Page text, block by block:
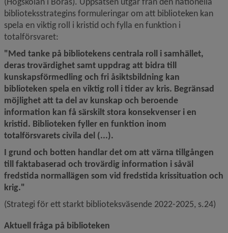
biblioteksstrategins formuleringar om att biblioteken kan
spela en viktig roll i kristid och fylla en funktion i
totalförsvaret:
"Med tanke på bibliotekens centrala roll i samhället,
deras trovärdighet samt uppdrag att bidra till
kunskapsförmedling och fri åsiktsbildning kan
biblioteken spela en viktig roll i tider av kris. Begränsad
möjlighet att ta del av kunskap och beroende
information kan få särskilt stora konsekvenser i en
kristid. Biblioteken fyller en funktion inom
totalförsvarets civila del (...).
I grund och botten handlar det om att värna tillgången
till faktabaserad och trovärdig information i såväl
fredstida normallägen som vid fredstida krissituation och
krig."
(Strategi för ett starkt biblioteksväsende 2022-2025, s.24)
Aktuell fråga på biblioteken